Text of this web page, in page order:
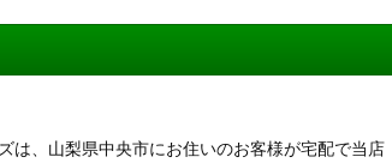
は、山梨県中央市にお住いのお客様が宅配で当店